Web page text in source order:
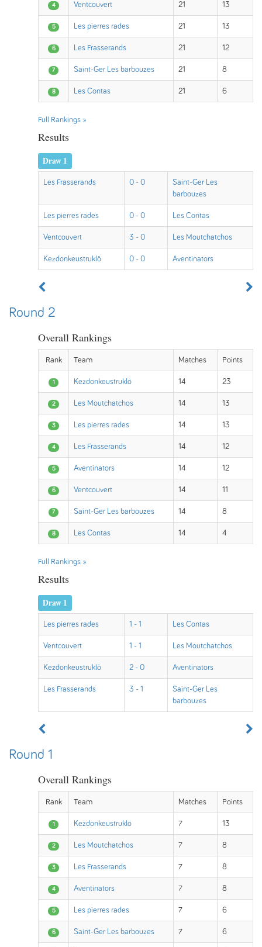
4 Ventcouvert 21 13
5 Les pierres rades 21 13
6 Les Frasserands 21 12
7 Saint-Ger Les barbouzes 21 8
8 Les Contas 21 6
Full Rankings »
Results
Draw 1
Les Frasserands 0 - 0
Saint-Ger Les
barbouzes
Les pierres rades 0 - 0 Les Contas
Ventcouvert 3 - 0 Les Moutchatchos
Kezdonkeustruklö 0 - 0 Aventinators
Round 2
Overall Rankings
Rank Team Matches Points
1 Kezdonkeustruklö 14 23
2 Les Moutchatchos 14 13
3 Les pierres rades 14 13
4 Les Frasserands 14 12
5 Aventinators 14 12
6 Ventcouvert 14 11
7 Saint-Ger Les barbouzes 14 8
8 Les Contas 14 4
Full Rankings »
Results
Draw 1
Les pierres rades 1 - 1 Les Contas
Ventcouvert 1 - 1 Les Moutchatchos
Kezdonkeustruklö 2 - 0 Aventinators
Les Frasserands 3 - 1
Saint-Ger Les
barbouzes
Round 1
Overall Rankings
Rank Team Matches Points
1 Kezdonkeustruklö 7 13
2 Les Moutchatchos 7 8
3 Les Frasserands 7 8
4 Aventinators 7 8
5 Les pierres rades 7 6
6 Saint-Ger Les barbouzes 7 6